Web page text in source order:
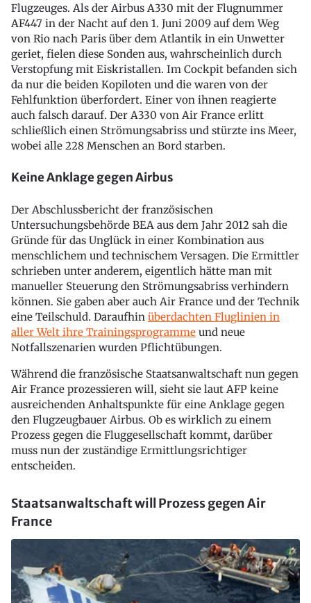
Flugzeuges. Als der Airbus A330 mit der Flugnummer
AF447 in der Nacht auf den 1. Juni 2009 auf dem Weg
von Rio nach Paris über dem Atlantik in ein Unwetter
geriet, fielen diese Sonden aus, wahrscheinlich durch
Verstopfung mit Eiskristallen. Im Cockpit befanden sich
da nur die beiden Kopiloten und die waren von der
Fehlfunktion überfordert. Einer von ihnen reagierte
auch falsch darauf. Der A330 von Air France erlitt
schließlich einen Strömungsabriss und stürzte ins Meer,
wobei alle 228 Menschen an Bord starben.
Keine Anklage gegen Airbus
Der Abschlussbericht der französischen
Untersuchungsbehörde BEA aus dem Jahr 2012 sah die
Gründe für das Unglück in einer Kombination aus
menschlichem und technischem Versagen. Die Ermittler
schrieben unter anderem, eigentlich hätte man mit
manueller Steuerung den Strömungsabriss verhindern
können. Sie gaben aber auch Air France und der Technik
eine Teilschuld. Daraufhin überdachten Fluglinien in
aller Welt ihre Trainingsprogramme und neue
Notfallszenarien wurden Pflichtübungen.
Während die französische Staatsanwaltschaft nun gegen
Air France prozessieren will, sieht sie laut AFP keine
ausreichenden Anhaltspunkte für eine Anklage gegen
den Flugzeugbauer Airbus. Ob es wirklich zu einem
Prozess gegen die Fluggesellschaft kommt, darüber
muss nun der zuständige Ermittlungsrichtiger
entscheiden.
Staatsanwaltschaft will Prozess gegen Air
France